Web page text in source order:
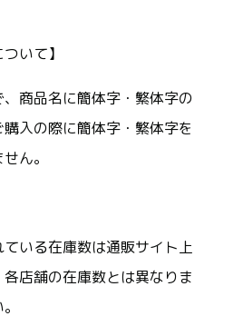
いて】
商品名に簡体字・繁体字の
入の際に簡体字・繁体字を
ん。
いる在庫数は通販サイト上
店舗の在庫数とは異なりま